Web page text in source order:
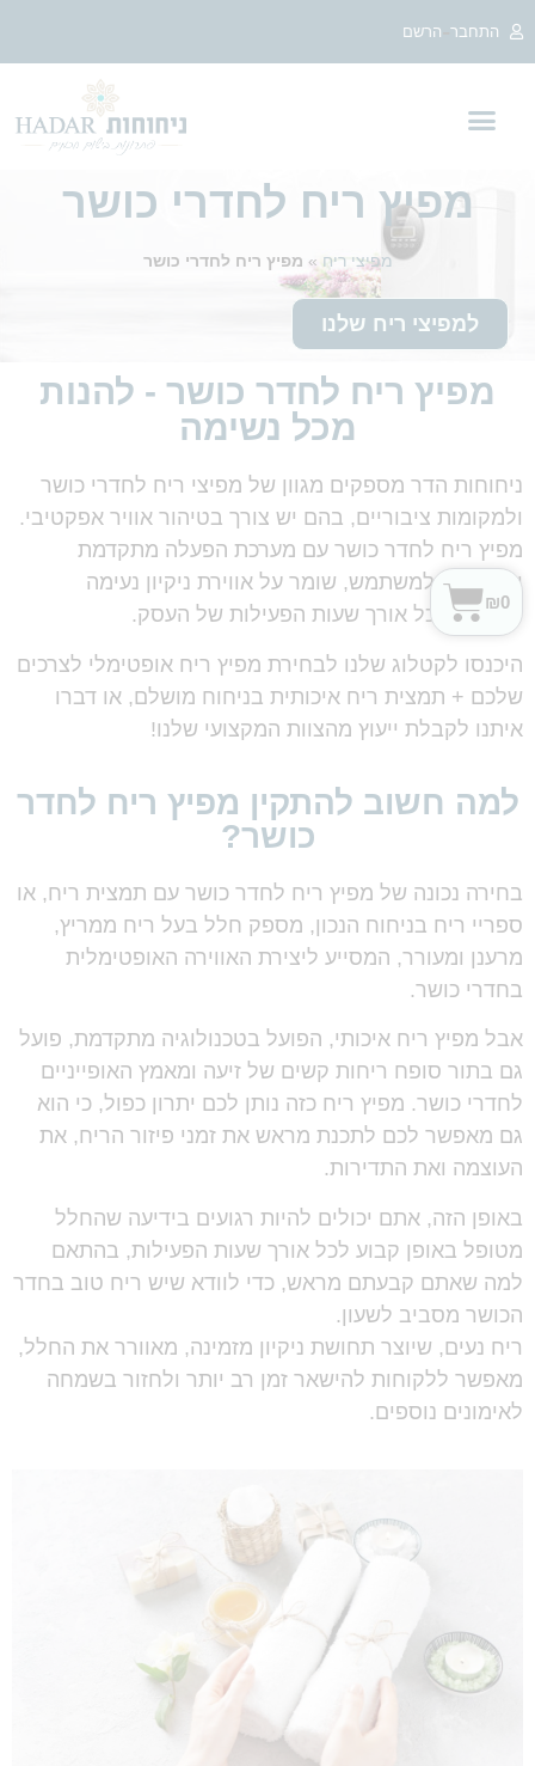
התחבר הרשם
מפיץ ריח לחדרי כושר
מפיצי ריח » מפיץ ריח לחדרי כושר
למפיצי ריח שלנו
מפיץ ריח לחדר כושר - להנות
מכל נשימה
ניחוחות הדר מספקים מגוון של מפיצי ריח לחדרי כושר
ולמקומות ציבוריים, בהם יש צורך בטיהור אוויר אפקטיבי.
מפיץ ריח לחדר כושר עם מערכת הפעלה מתקדמת
וידידותית למשתמש, שומר על אווירת ניקיון נעימה
ומזמינה לכל אורך שעות הפעילות של העסק.
היכנסו לקטלוג שלנו לבחירת מפיץ ריח אופטימלי לצרכים
שלכם + תמצית ריח איכותית בניחוח מושלם, או דברו
איתנו לקבלת ייעוץ מהצוות המקצועי שלנו!
למה חשוב להתקין מפיץ ריח לחדר
כושר?
בחירה נכונה של מפיץ ריח לחדר כושר עם תמצית ריח, או
ספריי ריח בניחוח הנכון, מספק חלל בעל ריח ממריץ,
מרענן ומעורר, המסייע ליצירת האווירה האופטימלית
בחדרי כושר.
אבל מפיץ ריח איכותי, הפועל בטכנולוגיה מתקדמת, פועל
גם בתור סופח ריחות קשים של זיעה ומאמץ האופייניים
לחדרי כושר. מפיץ ריח כזה נותן לכם יתרון כפול, כי הוא
גם מאפשר לכם לתכנת מראש את זמני פיזור הריח, את
העוצמה ואת התדירות.
באופן הזה, אתם יכולים להיות רגועים בידיעה שהחלל
מטופל באופן קבוע לכל אורך שעות הפעילות, בהתאם
למה שאתם קבעתם מראש, כדי לוודא שיש ריח טוב בחדר
הכושר מסביב לשעון.
ריח נעים, שיוצר תחושת ניקיון מזמינה, מאוורר את החלל,
מאפשר ללקוחות להישאר זמן רב יותר ולחזור בשמחה
לאימונים נוספים.
₪0